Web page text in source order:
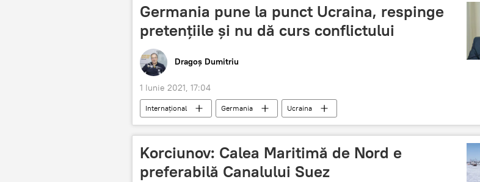
Germania pune la punct Ucraina, respinge
pretențiile și nu dă curs conflictului
Dragoș Dumitriu
1 Iunie 2021, 17:04
Internaţional Germania Ucraina
Korciunov: Calea Maritimă de Nord e
preferabilă Canalului Suez